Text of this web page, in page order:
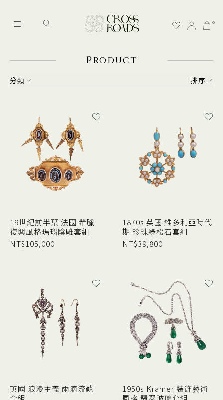
0
Product
排序
分類
19世紀前半葉 法國 希臘
復興風格瑪瑙陰雕套組
NT$105,000
1870s 英國 維多利亞時代
期 珍珠綠松石套組
NT$39,800
英國 浪漫主義 雨滴流蘇
套組
1950s Kramer 裝飾藝術
風格 翡翠玻璃套組